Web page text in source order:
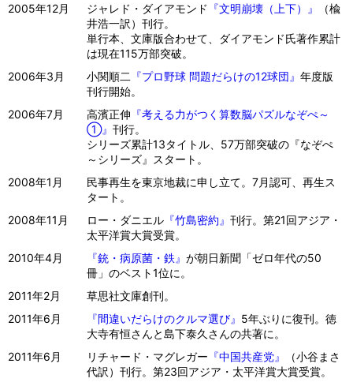
2005年12月
ジャレド・ダイアモンド 『文明崩壊（上下）』
（楡
井浩一訳）刊行。
単行本、文庫版合わせて、ダイアモンド氏著作累計
は現在115万部突破。
2006年3月
小関順二 『プロ野球 問題だらけの12球団』 年度版
刊行開始。
2006年7月
高濱正伸 『考える力がつく算数脳パズルなぞぺ～
①』 刊行。
シリーズ累計13タイトル、57万部突破の『なぞぺ
～シリーズ』スタート。
2008年1月
民事再生を東京地裁に申し立て。7月認可、再生ス
タート。
2008年11月
ロー・ダニエル 『竹島密約』 刊行。第21回アジア・
太平洋賞大賞受賞。
2010年4月
『銃・病原菌・鉄』 が朝日新聞「ゼロ年代の50
冊」のベスト1位に。
2011年2月
草思社文庫創刊。
2011年6月
『間違いだらけのクルマ選び』 5年ぶりに復刊。徳
大寺有恒さんと島下泰久さんの共著に。
2011年6月
リチャード・マグレガー 『中国共産党』
（小谷まさ
代訳）刊行。第23回アジア・太平洋賞大賞受賞。